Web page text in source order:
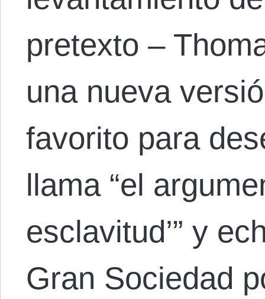
pretexto –
una nueva
favorito para
llama “el
esclavitud’” y
Gran Sociedad